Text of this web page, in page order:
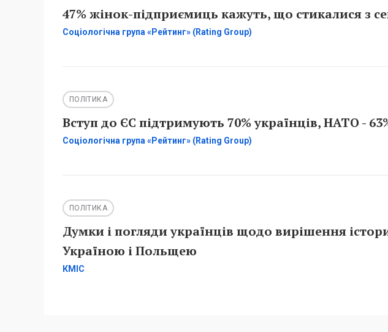
47% жінок-підприємиць кажуть, що стикалися з
Соціологічна група «Рейтинг» (Rating Group)
ПОЛІТИКА
Вступ до ЄС підтримують 70% українців, НАТО -
Соціологічна група «Рейтинг» (Rating Group)
ПОЛІТИКА
Думки і погляди українців щодо вирішення
Україною і Польщею
КМІС